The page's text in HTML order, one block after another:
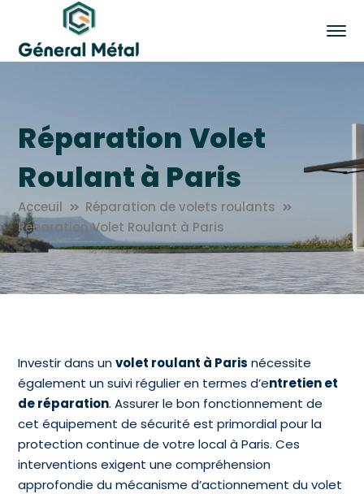
Réparation Volet
Roulant à Paris
Acceuil
Réparation de volets roulants
Réparation Volet Roulant à Paris
Investir dans unvolet roulant à Paris nécessite
également un suivi régulier en termes d’entretien et
de réparation. Assurer le bon fonctionnement de
cet équipement de sécurité est primordial pour la
protection continue de votre local à Paris. Ces
interventions exigent une compréhension
approfondie du mécanisme d’actionnement du volet